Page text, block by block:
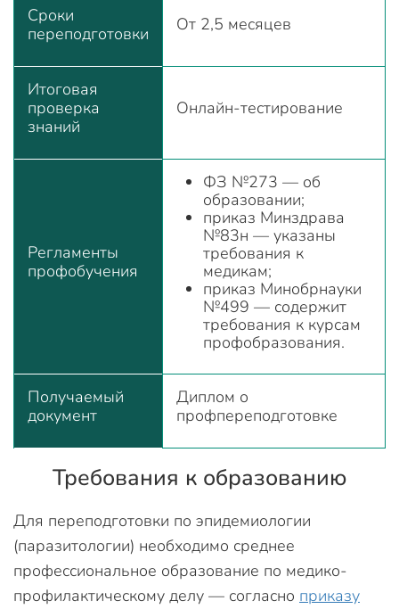
Сроки
переподготовки
От 2,5 месяцев
Итоговая
проверка
знаний
Онлайн-тестирование
Регламенты
профобучения
ФЗ №273 — об
образовании;
приказ Минздрава
№83н — указаны
требования к
медикам;
приказ Минобрнауки
№499 — содержит
требования к курсам
профобразования.
Получаемый
документ
Диплом о
профпереподготовке
Требования к образованию
Для переподготовки по эпидемиологии
(паразитологии) необходимо среднее
профессиональное образование по медико-
профилактическому делу — согласно приказу